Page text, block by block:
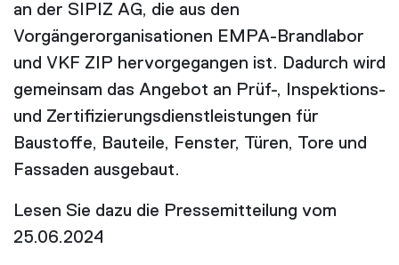
an der SIPIZ AG, die aus den
Vorgängerorganisationen EMPA-Brandlabor
und VKF ZIP hervorgegangen ist. Dadurch wird
gemeinsam das Angebot an Prüf-, Inspektions-
und Zertifizierungsdienstleistungen für
Baustoffe, Bauteile, Fenster, Türen, Tore und
Fassaden ausgebaut.
Lesen Sie dazu die Pressemitteilung vom
25.06.2024